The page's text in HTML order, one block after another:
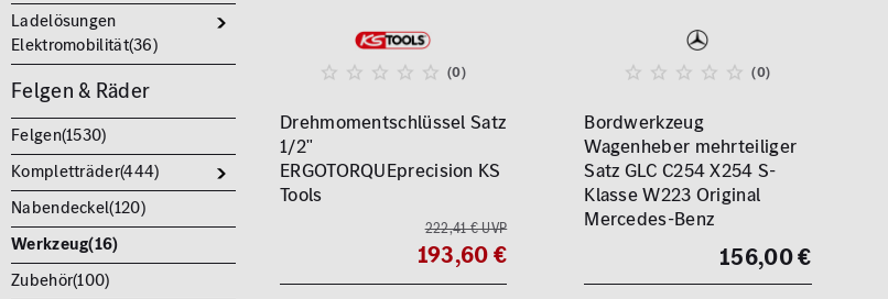
Ladelösungen
Elektromobilität(36)
Felgen & Räder
Felgen(1530)
Kompletträder(444)
Nabendeckel(120)
Werkzeug(16)
Zubehör(100)
(0)
Drehmomentschlüssel Satz
1/2"
ERGOTORQUEprecision KS
Tools
222,41 € UVP
193,60 €
(0)
Bordwerkzeug
Wagenheber mehrteiliger
Satz GLC C254 X254 S-
Klasse W223 Original
Mercedes-Benz
156,00 €